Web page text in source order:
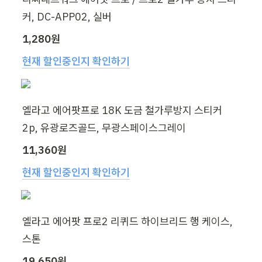
커, DC-APP02, 실버
1,280원
현재 할인중인지 확인하기
엘라고 에어팟프로 18K 도금 철가루방지 스티커
2p, 유광로즈골드, 무광스페이스그레이
11,360원
현재 할인중인지 확인하기
엘라고 에어팟 프로2 리퀴드 하이브리드 행 케이스,
스톤